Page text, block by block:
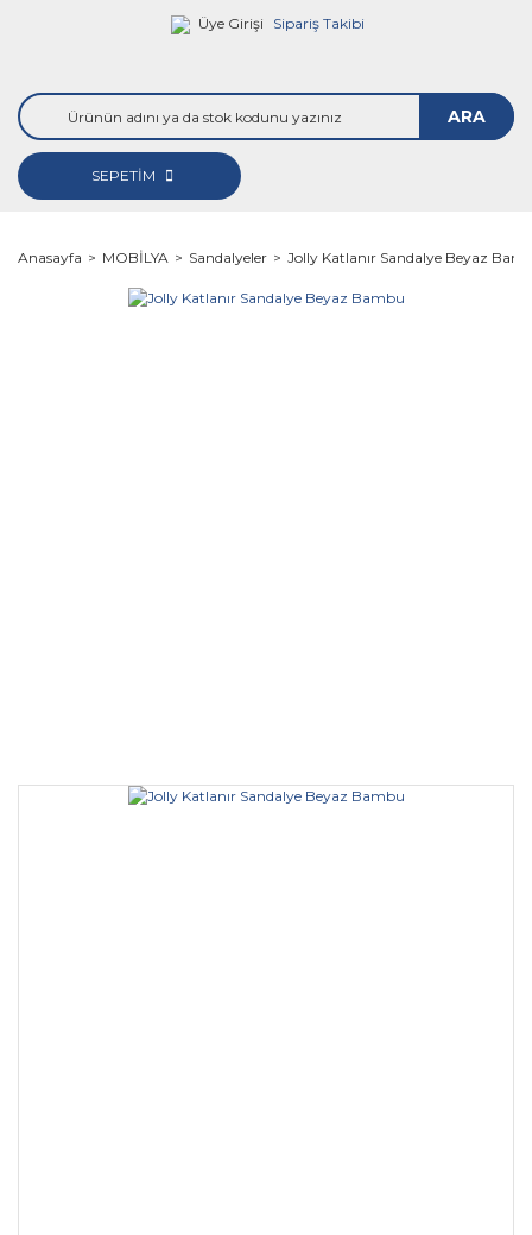
Üye Girişi Sipariş Takibi
ARA
SEPETİM
Anasayfa MOBİLYA Sandalyeler Jolly Katlanır Sandalye Beyaz